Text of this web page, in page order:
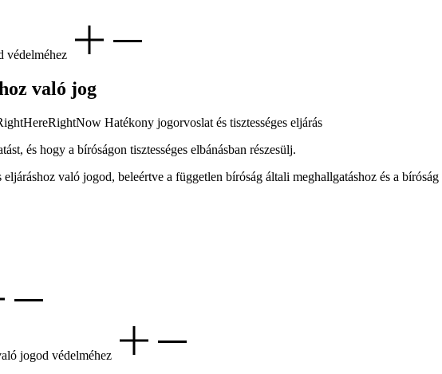
védelméhez
való jog
és hogy a bíróságon tisztességes elbánásban részesülj.
való jogod, beleértve a független bíróság általi meghallgatáshoz és a
jogod védelméhez